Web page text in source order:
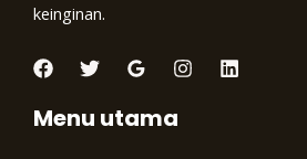
keinginan.
Menu utama